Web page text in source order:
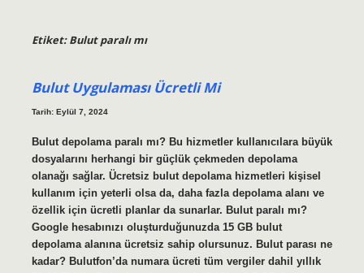
Etiket:Bulut paralı mı
Bulut Uygulaması Ücretli Mi
Tarih: Eylül 7, 2024
Bulut depolama paralı mı? Bu hizmetler kullanıcılara büyük
dosyalarını herhangi bir güçlük çekmeden depolama
olanağı sağlar. Ücretsiz bulut depolama hizmetleri kişisel
kullanım için yeterli olsa da, daha fazla depolama alanı ve
özellik için ücretli planlar da sunarlar. Bulut paralı mı?
Google hesabınızı oluşturduğunuzda 15 GB bulut
depolama alanına ücretsiz sahip olursunuz. Bulut parası ne
kadar? Bulutfon’da numara ücreti tüm vergiler dahil yıllık